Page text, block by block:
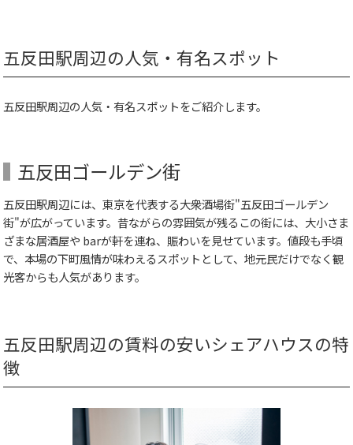
五反田駅周辺の人気・有名スポット
五反田駅周辺の人気・有名スポットをご紹介します。
五反田ゴールデン街
五反田駅周辺には、東京を代表する大衆酒場街"五反田ゴールデン
街"が広がっています。昔ながらの雰囲気が残るこの街には、大小さま
ざまな居酒屋や barが軒を連ね、賑わいを見せています。値段も手頃
で、本場の下町風情が味わえるスポットとして、地元民だけでなく観
光客からも人気があります。
五反田駅周辺の賃料の安いシェアハウスの特
徴